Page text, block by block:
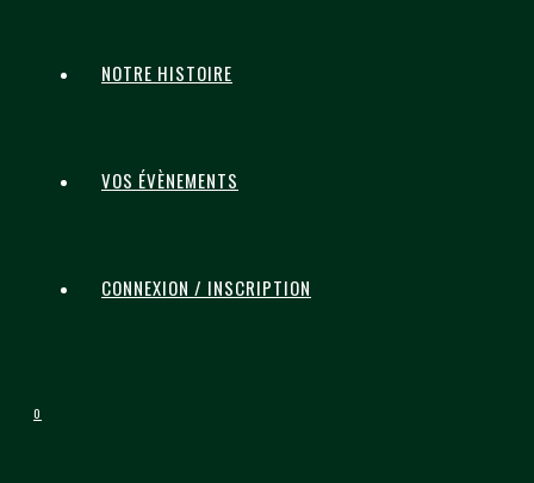
NOTRE HISTOIRE
VOS ÉVÈNEMENTS
CONNEXION / INSCRIPTION
0